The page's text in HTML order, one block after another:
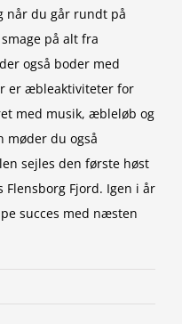
når du går rundt på
på alt fra
også boder med
er æbleaktiviteter for
med musik, æbleløb og
møder du også
sejles den første høst
Fjord. Igen i år
succes med næsten